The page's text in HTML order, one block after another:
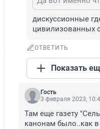
дискуссионные
цивилизованных
ОТВЕТИТЬ
Показать
Гость
3 февраля 2023,
Там еще газету
канонам было..как